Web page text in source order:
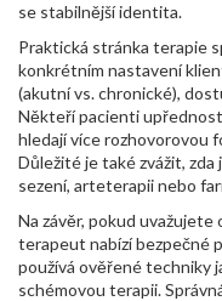
se stabilnější identita.
Praktická stránka terapie
konkrétním nastavení
(akutní vs. chronické),
Někteří pacienti
hledají více rozhovorovou
Důležité je také zvážit,
sezení, arteterapii nebo
Na závěr, pokud uvažujete
terapeut nabízí bezpečné
používá ověřené techniky
schémovou terapii.